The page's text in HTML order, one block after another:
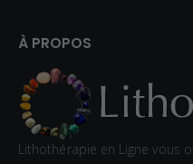
À PROPOS
Lithothérapie en Ligne vous